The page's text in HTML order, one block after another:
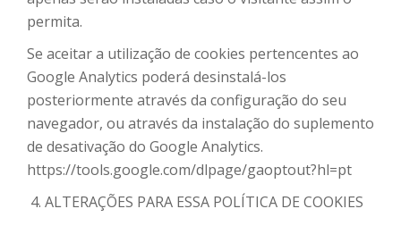
permita.
Se aceitar a utilização de cookies pertencentes ao
Google Analytics poderá desinstalá-los
posteriormente através da configuração do seu
navegador, ou através da instalação do suplemento
de desativação do Google Analytics.
https://tools.google.com/dlpage/gaoptout?hl=pt
ALTERAÇÕES PARA ESSA POLÍTICA DE COOKIES